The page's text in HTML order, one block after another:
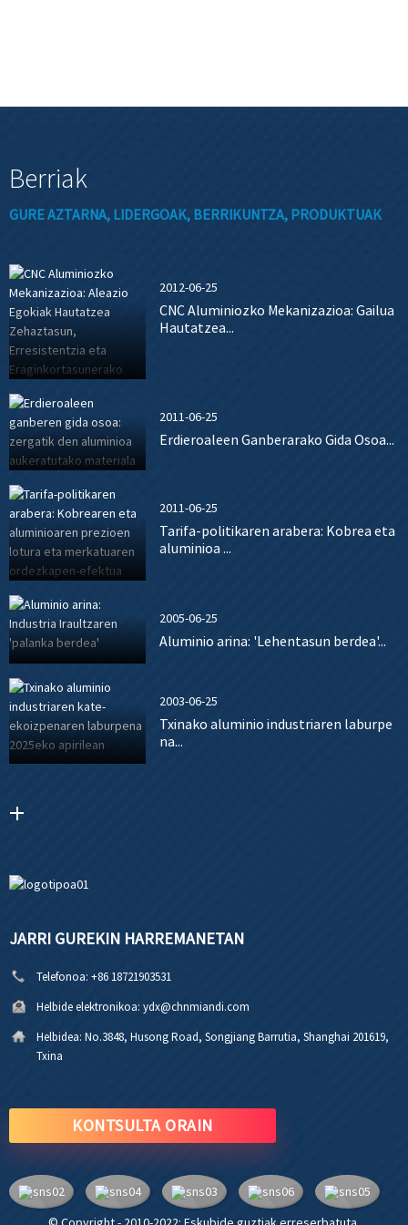
Berriak
GURE AZTARNA, LIDERGOAK, BERRIKUNTZA, PRODUKTUAK
2012-06-25
CNC Aluminiozko Mekanizazioa: Gailua
Hautatzea...
2011-06-25
Erdieroaleen Ganberarako Gida Osoa...
2011-06-25
Tarifa-politikaren arabera: Kobrea eta
aluminioa ...
2005-06-25
Aluminio arina: 'Lehentasun berdea'...
2003-06-25
Txinako aluminio industriaren laburpe
na...
JARRI GUREKIN HARREMANETAN
Telefonoa: +86 18721903531
Helbide elektronikoa: ydx@chnmiandi.com
Helbidea: No.3848, Husong Road, Songjiang Barrutia, Shanghai 201619,
Txina
KONTSULTA ORAIN